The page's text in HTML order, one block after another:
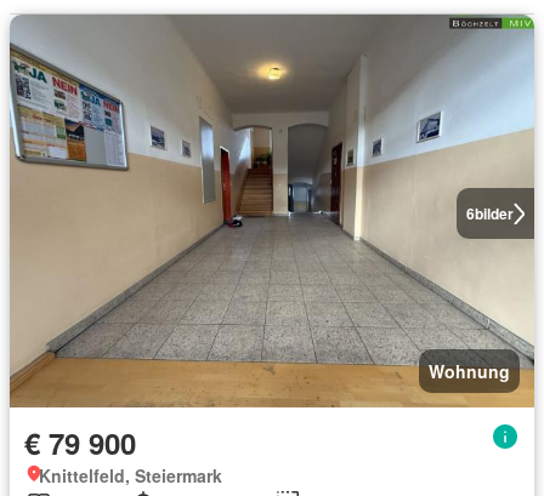
6bilder
Wohnung
€ 79 900
Knittelfeld, Steiermark